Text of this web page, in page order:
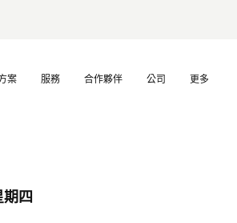
案 服務 合作夥伴 公司 更多
四